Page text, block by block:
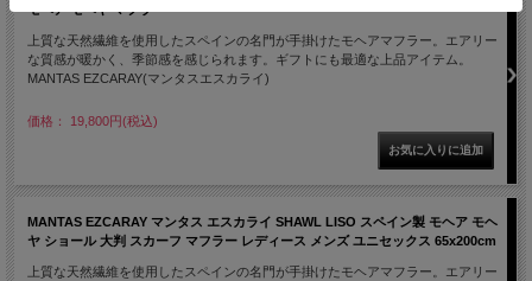
モヘア モヘヤ マフラー
上質な天然繊維を使用したスペインの名門が手掛けたモヘアマフラー。エアリー
な質感が暖かく、季節感を感じられます。ギフトにも最適な上品アイテム。
MANTAS EZCARAY(マンタスエスカライ)
価格： 19,800円(税込)
MANTAS EZCARAY マンタス エスカライ SHAWL LISO スペイン製 モヘア モヘ
ヤ ショール 大判 スカーフ マフラー レディース メンズ ユニセックス 65x200cm
上質な天然繊維を使用したスペインの名門が手掛けたモヘアマフラー。エアリー